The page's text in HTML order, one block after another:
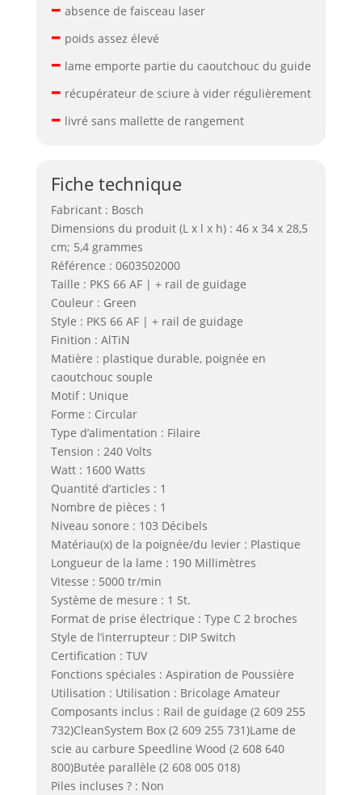
– absence de faisceau laser
– poids assez élevé
– lame emporte partie du caoutchouc du guide
– récupérateur de sciure à vider régulièrement
– livré sans mallette de rangement
Fiche technique
Fabricant : Bosch
Dimensions du produit (L x l x h) : 46 x 34 x 28,5
cm; 5,4 grammes
Référence : 0603502000
Taille : PKS 66 AF | + rail de guidage
Couleur : Green
Style : PKS 66 AF | + rail de guidage
Finition : AlTiN
Matière : plastique durable, poignée en
caoutchouc souple
Motif : Unique
Forme : Circular
Type d’alimentation : Filaire
Tension : 240 Volts
Watt : 1600 Watts
Quantité d’articles : 1
Nombre de pièces : 1
Niveau sonore : 103 Décibels
Matériau(x) de la poignée/du levier : Plastique
Longueur de la lame : 190 Millimètres
Vitesse : 5000 tr/min
Système de mesure : 1 St.
Format de prise électrique : Type C 2 broches
Style de l’interrupteur : DIP Switch
Certification : TUV
Fonctions spéciales : Aspiration de Poussière
Utilisation : Utilisation : Bricolage Amateur
Composants inclus : Rail de guidage (2 609 255
732)CleanSystem Box (2 609 255 731)Lame de
scie au carbure Speedline Wood (2 608 640
800)Butée parallèle (2 608 005 018)
Piles incluses ? : Non